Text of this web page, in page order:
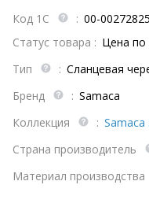
Код 1С : 00-00272825
Статус товара : Цена по
Тип
: Сланцевая
Бренд
: Samaca
Коллекция
: Samaca
Страна производитель
Материал производства